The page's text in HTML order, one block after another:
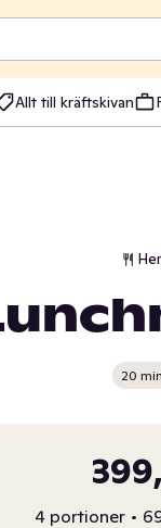
Allt till kräftskivan
20 min
4 portioner •